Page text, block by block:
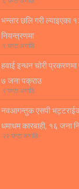
भन्सार छलि गरी ल्याइएका
नियन्त्रणमा
९ घण्टा अगाडि
हवाई इन्धन चोरी
७ जना पक्राउ
९ घण्टा अगाडि
नवआगन्तुक एसपी
धमाधम कारबाही, १६ जना
२२ घण्टा अगाडि